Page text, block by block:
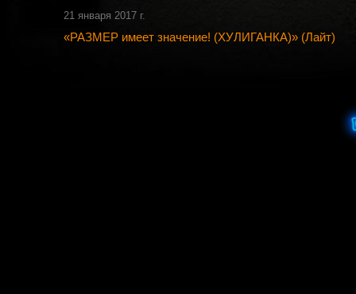
21 января 2017 г.
«РАЗМЕР имеет значение! (ХУЛИГАНКА)» (Лайт)